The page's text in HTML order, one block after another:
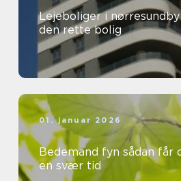
Lejeboliger i nørresundby sådan finder
den rette bolig
01. januar 2026
Bedemand fyn sådan får du tryg hjælp i
en svær tid